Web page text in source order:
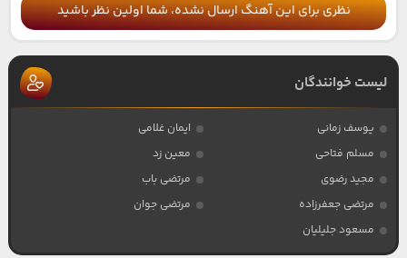
نظری برای این آهنگ ارسال نشده، شما اولین نظر باشید
لیست خوانندگان
یوسف زمانی
ایمان غلامی
مسلم فتاحی
معین زد
مجید رضوی
مرتضی باب
مرتضی جعفرزاده
مرتضی جوان
مسعود جلیلیان